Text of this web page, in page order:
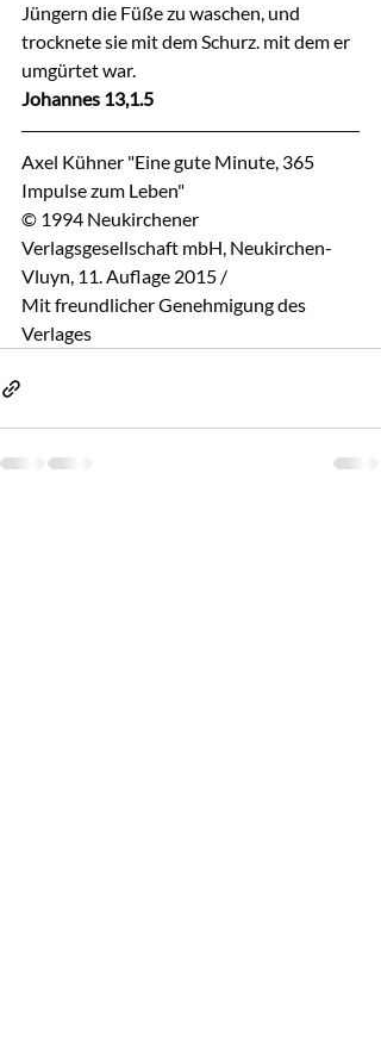
Jüngern die Füße zu waschen, und
trocknete sie mit dem Schurz. mit dem er
umgürtet war.
Johannes 13,1.5
Axel Kühner "Eine gute Minute, 365
Impulse zum Leben"
© 1994 Neukirchener
Verlagsgesellschaft mbH, Neukirchen-
Vluyn, 11. Auflage 2015 /
Mit freundlicher Genehmigung des
Verlages